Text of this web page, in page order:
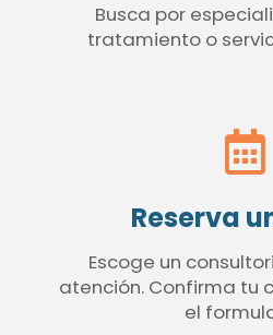
Busca por
tratamiento o
Reserva
Escoge un
atención. Confirma tu
el